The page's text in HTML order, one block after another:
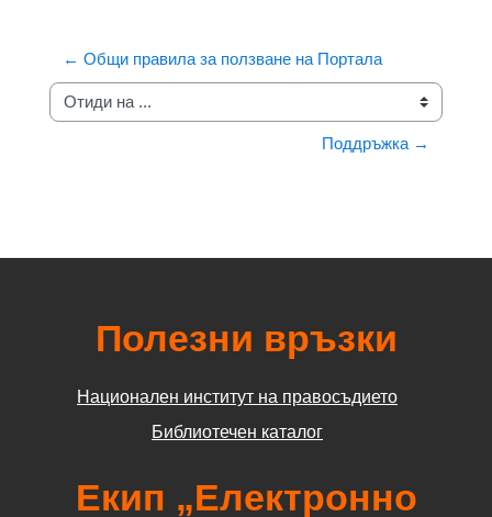
← Общи правила за ползване на Портала
Отиди на ...
Поддръжка →
Полезни връзки
Национален институт на правосъдието
Библиотечен каталог
Екип „Електронно